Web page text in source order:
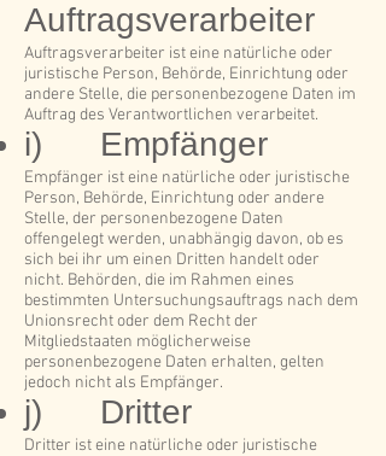
Auftragsverarbeiter
Auftragsverarbeiter ist eine natürliche oder
juristische Person, Behörde, Einrichtung oder
andere Stelle, die personenbezogene Daten im
Auftrag des Verantwortlichen verarbeitet.
i) Empfänger
Empfänger ist eine natürliche oder juristische
Person, Behörde, Einrichtung oder andere
Stelle, der personenbezogene Daten
offengelegt werden, unabhängig davon, ob es
sich bei ihr um einen Dritten handelt oder
nicht. Behörden, die im Rahmen eines
bestimmten Untersuchungsauftrags nach dem
Unionsrecht oder dem Recht der
Mitgliedstaaten möglicherweise
personenbezogene Daten erhalten, gelten
jedoch nicht als Empfänger.
j) Dritter
Dritter ist eine natürliche oder juristische